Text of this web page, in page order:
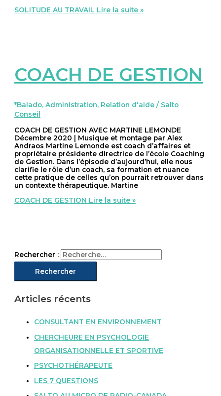
SOLITUDE AU TRAVAIL Lire la suite »
COACH DE GESTION
*Balado,Administration, Relation d'aide / Salto
Conseil
COACH DE GESTION AVEC MARTINE LEMONDE
Décembre 2020 | Musique et montage par Alex
Andraos Martine Lemonde est coach d’affaires et
propriétaire présidente directrice de l’école Coaching
de Gestion. Dans l’épisode d’aujourd’hui, elle nous
clarifie le rôle d’un coach, sa formation et nuance
cette pratique de celles qu’on pourrait retrouver dans
un contexte thérapeutique. Martine
COACH DE GESTION Lire la suite »
Rechercher :
Articles récents
CONSULTANT EN ENVIRONNEMENT
CHERCHEURE EN PSYCHOLOGIE
ORGANISATIONNELLE ET SPORTIVE
PSYCHOTHÉRAPEUTE
LES 7 QUESTIONS